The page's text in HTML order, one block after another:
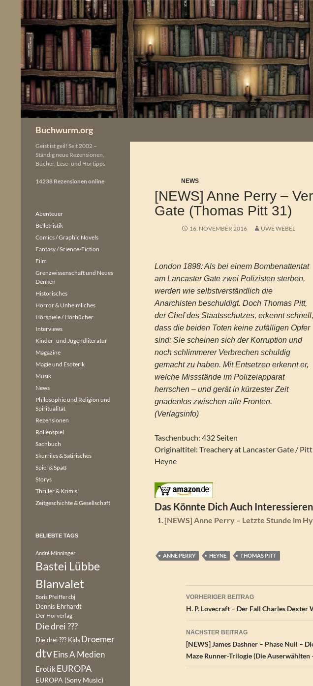
springen
Buchwurm.org
NEWS
[NEWS] Anne Perry –
Gate (Thomas Pitt 31)
16. NOVEMBER 2016 UWE WEBEL
London 1898: Als bei einem Bombenattentat
am Lancaster Gate zwei Polizisten sterben,
werden wie selbstverständlich die
Anarchisten beschuldigt. Doch Thomas Pitt,
der Chef des Staatsschutzes, erkennt schnell,
dass die beiden Toten keine zufälligen Opfer
sind: Sie scheinen sich der Korruption und
noch schlimmerer Verbrechen schuldig
gemacht zu haben. Mit Entsetzen erkennt er,
welche Missstände im Polizeiapparat
herrschen – und gerät in kürzester Zeit
gnadenlos zwischen alle Fronten.
(Verlagsinfo)
Taschenbuch: 432 Seiten
Originaltitel: Treachery at Lancaster Gate / Pitt
Heyne
Das Könnte Dich Auch
[NEWS] Anne Perry – Letzte Stunde im
ANNE PERRY HEYNE THOMAS PITT
Beitragsnavigation
VORHERIGER BEITRAG
H. P. Lovecraft – Der Fall Charles Dexter
NÄCHSTER BEITRAG
[NEWS] James Dashner – Phase Null –
Maze Runner-Trilogie (Die Auserwählten
Geist ist geil! Seit 2002 –
Ständig neue Rezensionen,
Bücher, Lese- und Hörtipps
14238 Rezensionen online
Abenteuer
Belletristik
Comics / Graphic Novels
Fantasy / Science-Fiction
Film
Grenzwissenschaft und Neues
Denken
Historisches
Horror & Unheimliches
Hörspiele / Hörbücher
Interviews
Kinder- und Jugendliteratur
Magazine
Magie und Esoterik
Musik
News
Philosophie und Religion und
Spiritualität
Rezensionen
Rollenspiel
Sachbuch
Skurriles & Satirisches
Spiel & Spaß
Storys
Thriller & Krimis
Zeitgeschichte & Gesellschaft
BELIEBTE TAGS
André Minninger
Bastei Lübbe
Blanvalet
Boris Pfeiffercbj
Dennis Ehrhardt
Der Hörverlag
Die drei ???
Die drei ??? Kids Droemer
dtvEins A Medien
Erotik EUROPA
EUROPA (Sony Music)